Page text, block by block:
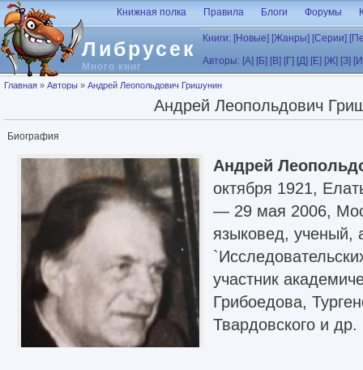
Перейти к основному содержанию
Либрусек
Много книг
Книжная полка Правила Блоги Форумы
Книги: [Новые] [Жанры] [Серии]
Авторы: [А] [Б] [В] [Г] [Д] [Е] [Ж] [З]
Вы здесь
Главная » Авторы » Андрей Леопольдович Гришунин
Андрей Леопольдович
Биография
Андрей
октября 1921,
— 29 мая 2006,
языковед, ученый,
участник
Грибоедова,
Твардовского и др.